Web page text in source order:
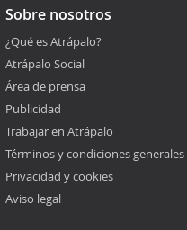
Sobre nosotros
¿Qué es Atrápalo?
Atrápalo Social
Área de prensa
Publicidad
Trabajar en Atrápalo
Términos y condiciones generales
Privacidad y cookies
Aviso legal